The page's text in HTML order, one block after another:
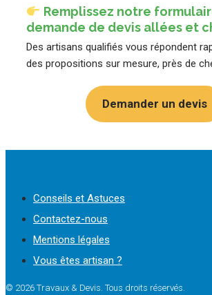
Remplissez notre
demande de devis allées et
Des artisans qualifiés vous répondent
des propositions sur mesure, près de
Demander un devis
Conseils et Astuces
Contactez-nous
Mentions légales
Vous êtes artisan ?
© 2026 Travaux & Devis. Tous droits réservés.